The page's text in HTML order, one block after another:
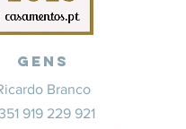
Gens
Branco
919 229 921